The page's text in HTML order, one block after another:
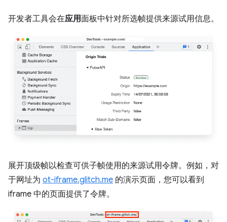
开发者工具会在应用面板中针对所选帧提供来源试用信息。
展开顶级帧以检查可供子帧使用的来源试用令牌。例如，对
于网址为 ot-iframe.glitch.me 的演示页面，您可以看到
iframe 中的页面提供了令牌。